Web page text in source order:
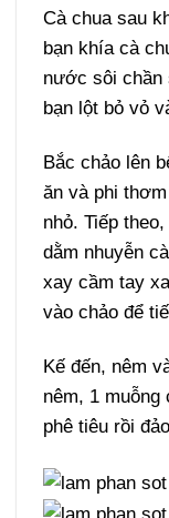
Cà chua sau
bạn khía cà
nước sôi chần
bạn lột bỏ vỏ
Bắc chảo lên
ăn và phi
nhỏ. Tiếp
dằm nhuyễn
xay cầm tay
vào chảo để
Kế đến, nêm
nêm, 1 muỗng
phê tiêu rồi